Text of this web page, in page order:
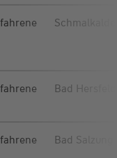
Bad Hersfeld
Bad